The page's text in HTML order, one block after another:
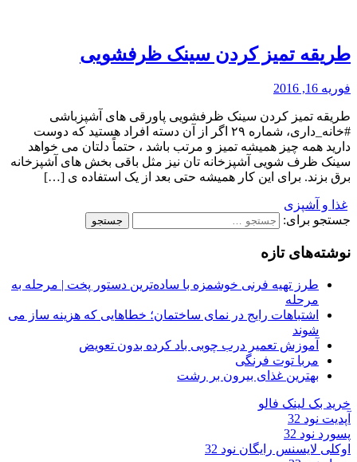
طریقه تمیز کردن سینک ظرفشویی
فوریه 16, 2016
طریقه تمیز کردن سینک ظرفشویی پاورقی های آشپزباشی
#خانه_داری، شماره ۲۹ اگر از آن دسته افراد هستید که دوست
دارید همه چیز همیشه تمیز و مرتب باشد ، حتماً دلتان می خواهد
سینک ظرف شویی آشپزخانه تان نیز مثل باقی بخش های آشپزخانه
برق بزند. برای این کار همیشه حتی بعد از یک استفاده ی […]
غذا و آشپزی
جستجو برای:
نوشته‌های تازه
طرز تهیه فرنی خوشمزه با ساده‌ترین دستور پخت | مرحله به
مرحله
اشتباهات رایج در نمای ساختمان؛ خطاهایی که هزینه ساز می
شوند
آموزش تعمیر درب چوبی باد کرده بدون تعویض
مربا توت فرنگی
بهترین غذای بیرون بر رشت
خرید بک لینک فالو
آپدیت نود 32
پسورد نود 32
اوکلی لایسنس رایگان نود 32